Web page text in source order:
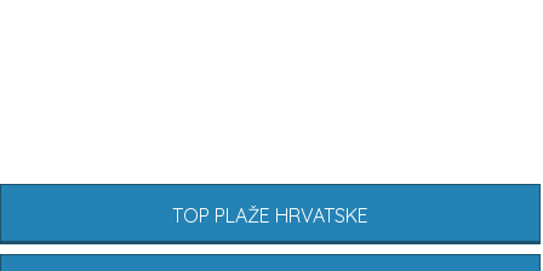
TOP PLAŽE HRVATSKE